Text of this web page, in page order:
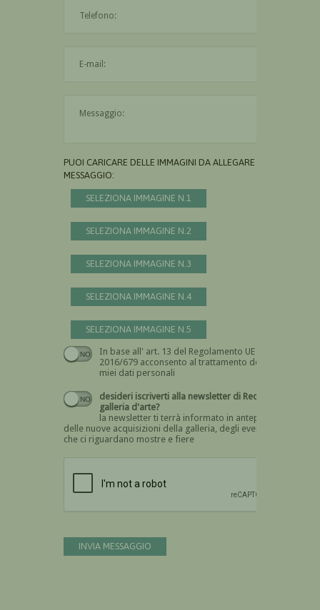
PUOI CARICARE DELLE IMMAGINI DA ALLEGARE AL
MESSAGGIO:
SELEZIONA IMMAGINE N.1
SELEZIONA IMMAGINE N.2
SELEZIONA IMMAGINE N.3
SELEZIONA IMMAGINE N.4
SELEZIONA IMMAGINE N.5
In base all' art. 13 del Regolamento UE n.
2016/679 acconsento al trattamento dei
miei dati personali
Devi dare il consenso
desideri iscriverti alla newsletter di Recta
galleria d'arte?
la newsletter ti terrà informato in anteprima
delle nuove acquisizioni della galleria, degli eventi
che ci riguardano mostre e fiere
INVIA MESSAGGIO